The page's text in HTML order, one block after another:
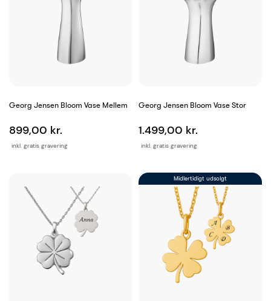
Georg Jensen Bloom Vase Mellem
inkl. gratis gravering
899,00 kr.
Georg Jensen Bloom Vase Stor
inkl. gratis gravering
1.499,00 kr.
Midlertidigt udsolgt